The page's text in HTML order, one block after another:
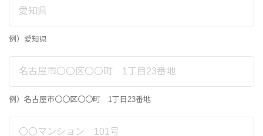
例）愛知県
例）名古屋市〇〇区〇〇町 1丁目23番地